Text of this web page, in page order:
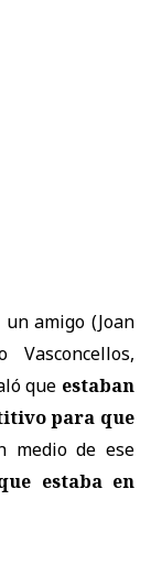
amigo (Joan
que estaban
para que
medio de ese
estaba en